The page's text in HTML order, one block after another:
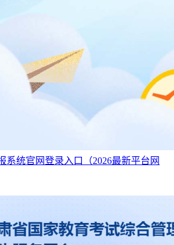
系统官网登录入口（2026最新平台网